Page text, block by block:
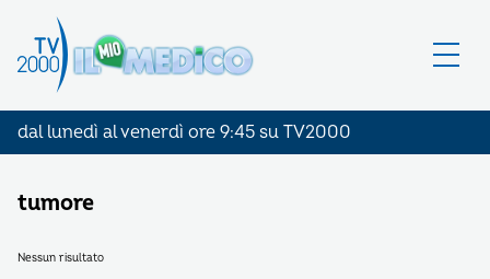
dal lunedì al venerdì ore 9:45 su TV2000
tumore
Nessun risultato